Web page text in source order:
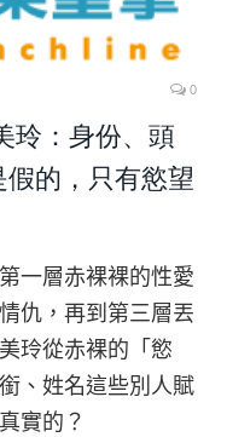
0
玲：身份、頭
的，只有慾望
一層赤裸裸的性愛
仇，再到第三層丟
玲從赤裸的「慾
、姓名這些別人賦
實的？